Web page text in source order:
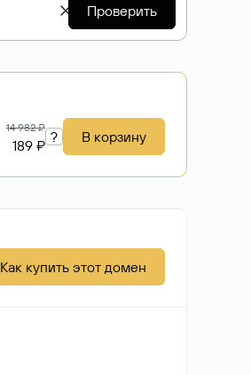
Проверить
14 982 ₽
189 ₽ ? В корзину
Как купить этот домен